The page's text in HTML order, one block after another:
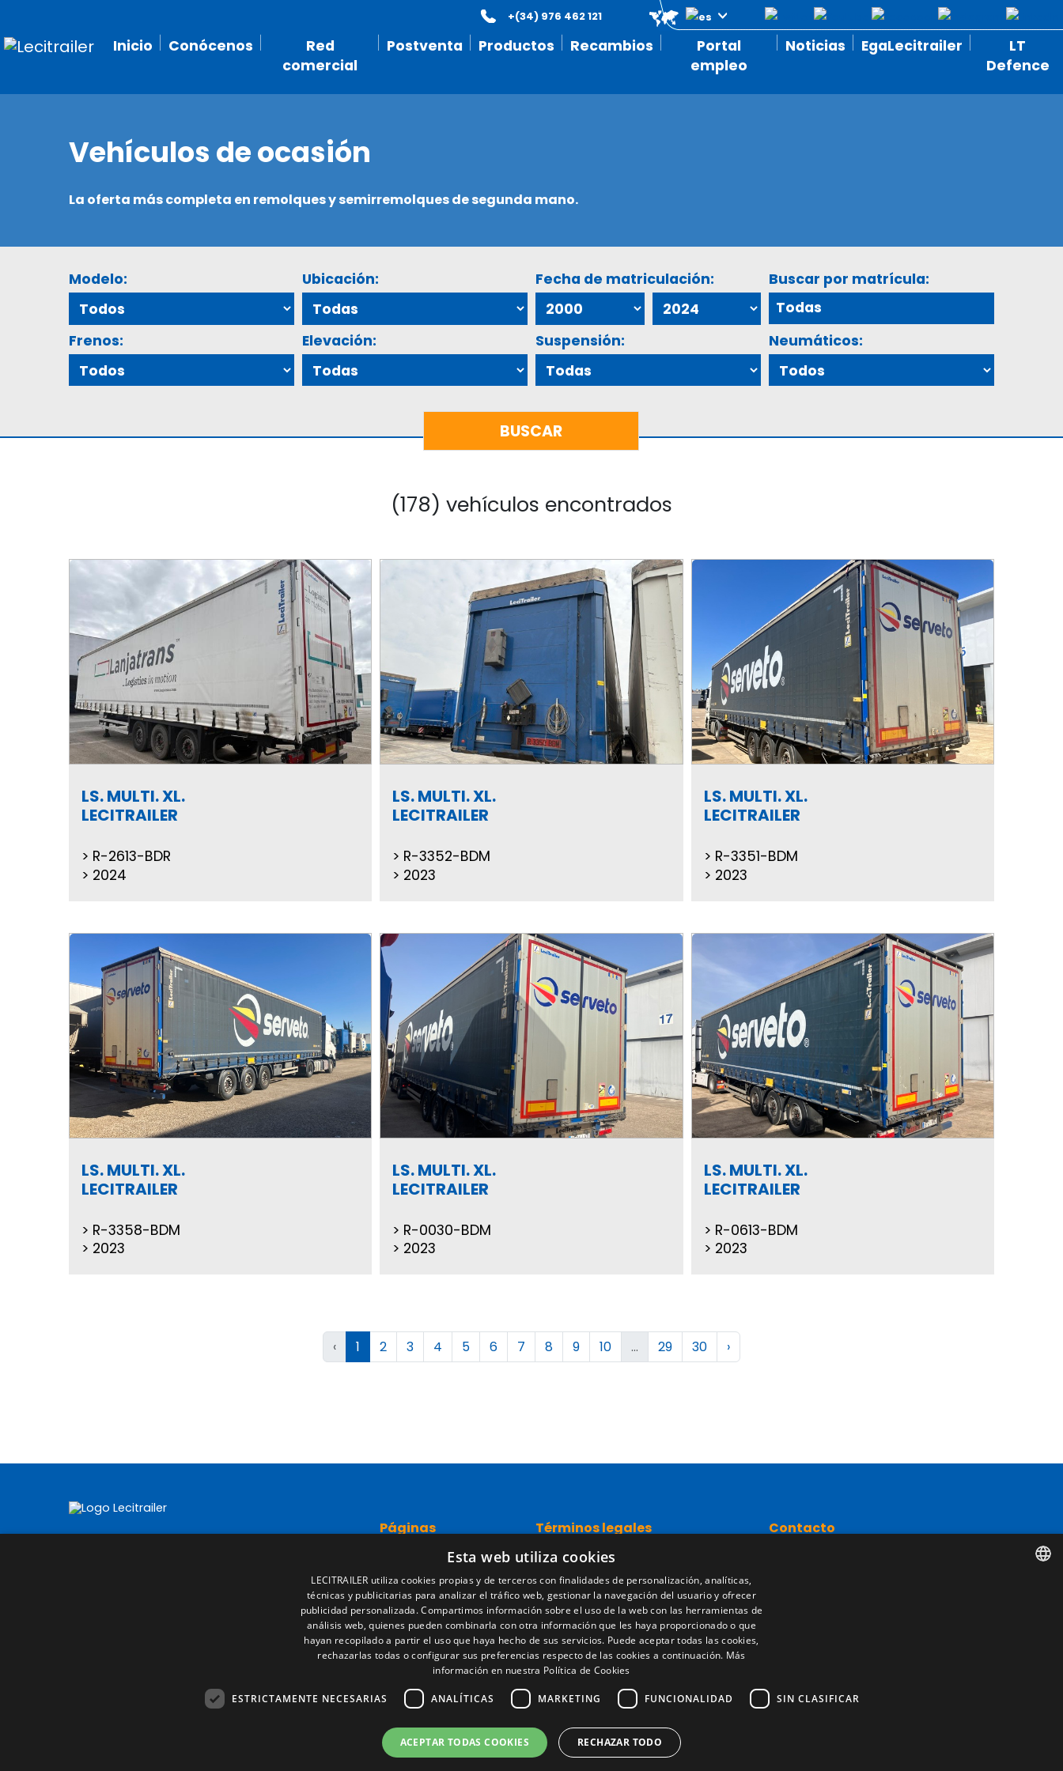
Inicio Conócenos
Red
comercial
Postventa Productos Recambios
Portal
empleo
Noticias EgaLecitrailer
LT
Defence
+(34) 976 462 121
Vehículos de ocasión
La oferta más completa en remolques y semirremolques de segunda mano.
Modelo: Ubicación: Fecha de matriculación: Buscar por matrícula:
Frenos: Elevación: Suspensión: Neumáticos:
(178) vehículos encontrados
LS. MULTI. XL.
LECITRAILER
R-2613-BDR
2024
LS. MULTI. XL.
LECITRAILER
R-3352-BDM
2023
LS. MULTI. XL.
LECITRAILER
R-3351-BDM
2023
LS. MULTI. XL.
LECITRAILER
R-3358-BDM
2023
LS. MULTI. XL.
LECITRAILER
R-0030-BDM
2023
LS. MULTI. XL.
LECITRAILER
R-0613-BDM
2023
‹ 1 2 3 4 5 6 7 8 9 10 ... 29 30 ›
Páginas
Red comercial
Recambios
Portal empleo
Noticias
EgaLecitrailer
LT Defence
Términos legales
Aviso legal
Política de privacidad
Política de cookies
Condiciones generales de venta
Gestionar cookies
Contacto
Esta web utiliza cookies
LECITRAILER utiliza cookies propias y de terceros con finalidades de personalización, analíticas,
técnicas y publicitarias para analizar el tráfico web, gestionar la navegación del usuario y ofrecer
publicidad personalizada. Compartimos información sobre el uso de la web con las herramientas de
análisis web, quienes pueden combinarla con otra información que les haya proporcionado o que
hayan recopilado a partir el uso que haya hecho de sus servicios. Puede aceptar todas las cookies,
rechazarlas todas o configurar sus preferencias respecto de las cookies a continuación. Más
información en nuestra Política de Cookies
ESTRICTAMENTE NECESARIAS ANALÍTICAS MARKETING FUNCIONALIDAD SIN CLASIFICAR
ACEPTAR TODAS COOKIES RECHAZAR TODO